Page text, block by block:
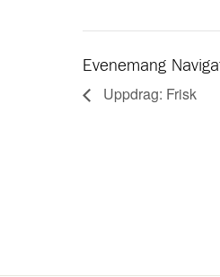
Evenemang
Uppdrag: Frisk